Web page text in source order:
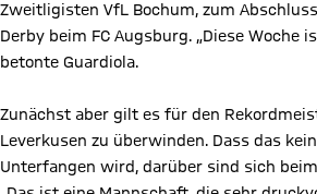
Zweitligisten VfL Bochum, zum
Derby beim FC Augsburg. „Diese Woche
betonte Guardiola.
Zunächst aber gilt es für den
Leverkusen zu überwinden. Dass das
Unterfangen wird, darüber sind sich beim